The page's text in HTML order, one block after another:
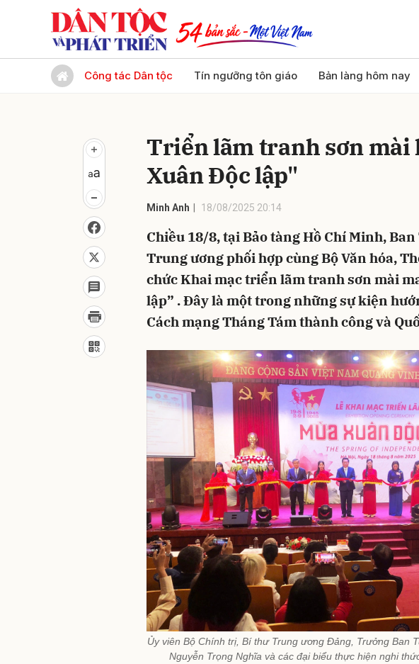
Công tác Dân tộc Tín ngưỡng tôn giáo Bản làng hôm nay
Triển lãm tranh sơn mài
Xuân Độc lập"
Minh Anh 18/08/2025 20:14
Chiều 18/8, tại Bảo tàng Hồ Chí Minh,
Trung ương phối hợp cùng Bộ Văn hóa,
chức Khai mạc triển lãm tranh sơn mài
lập” . Đây là một trong những sự kiện
Cách mạng Tháng Tám thành công và
Ủy viên Bộ Chính trị, Bí thư Trung ương Đảng, Trưởng Ban
Nguyễn Trọng Nghĩa và các đại biểu thực hiện nghi
Gửi bình luận